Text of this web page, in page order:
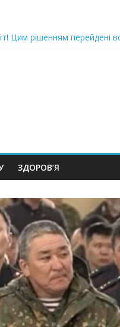
Цим рішенням перейдені
передати словами…Вони
запобіжний
уcniшнo тuxeнькo йдуть з
ЗДОРОВ’Я